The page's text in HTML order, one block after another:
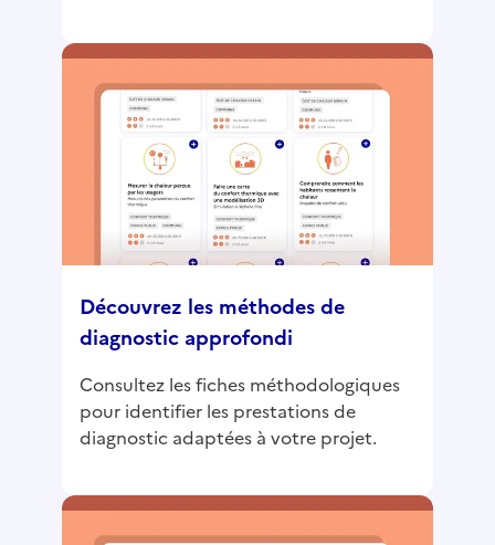
Découvrez les méthodes de
diagnostic approfondi
Consultez les fiches méthodologiques
pour identifier les prestations de
diagnostic adaptées à votre projet.